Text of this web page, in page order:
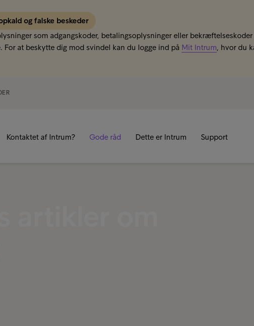
og falske beskeder
som adgangskoder, betalingsoplysninger eller
at beskytte dig mod svindel kan du logge ind på Mit Intrum, hvor du
Kontaktet af Intrum? Gode råd Dette er Intrum Support